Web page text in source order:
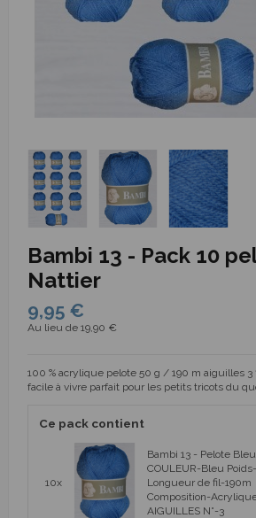
Bambi 13 - Pack 10
Nattier
9,95 €
Au lieu de 19,90 €
100 % acrylique pelote 50 g / 190 m aiguilles
facile à vivre parfait pour les petits tricots du
Ce pack contient
10x
Bambi 13 - Pelote
COULEUR-Bleu
Longueur de fil-190m
Composition-
AIGUILLES N°-3